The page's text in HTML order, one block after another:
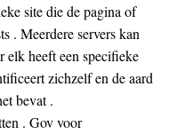
site die de pagina of
. Meerdere servers kan
elk heeft een specifieke
zichzelf en de aard
bevat .
. Gov voor